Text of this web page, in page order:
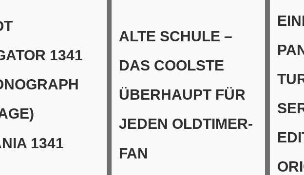
1341
1341
ALTE SCHULE –
DAS COOLSTE
ÜBERHAUPT FÜR
JEDEN OLDTIMER-
FAN